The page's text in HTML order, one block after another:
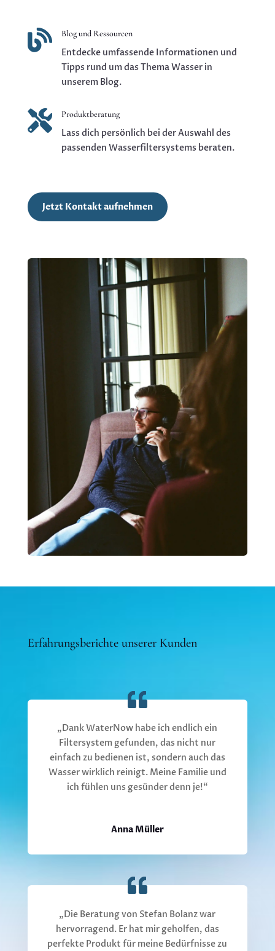
 Blog und Ressourcen
Entdecke umfassende Informationen und
Tipps rund um das Thema Wasser in
unserem Blog.
 Produktberatung
Lass dich persönlich bei der Auswahl des
passenden Wasserfiltersystems beraten.
Jetzt Kontakt aufnehmen
Erfahrungsberichte unserer Kunden
„Dank WaterNow habe ich endlich ein
Filtersystem gefunden, das nicht nur
einfach zu bedienen ist, sondern auch das
Wasser wirklich reinigt. Meine Familie und
ich fühlen uns gesünder denn je!“
Anna Müller
„Die Beratung von Stefan Bolanz war
hervorragend. Er hat mir geholfen, das
perfekte Produkt für meine Bedürfnisse zu